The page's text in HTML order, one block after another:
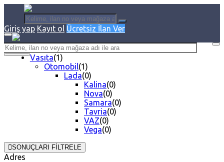
Giriş yap Kayıt ol Ücretsiz İlan Ver
Vasıta(1)
Otomobil(1)
Lada(0)
Kalina(0)
Nova(0)
Samara(0)
Tavria(0)
VAZ(0)
Vega(0)
SONUÇLARI FİLTRELE
Adres